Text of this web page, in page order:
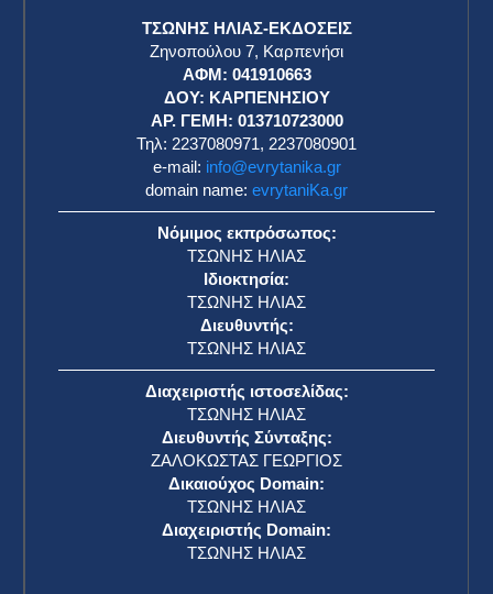
ΤΣΩΝΗΣ ΗΛΙΑΣ-ΕΚΔΟΣΕΙΣ
Ζηνοπούλου 7, Καρπενήσι
ΑΦΜ: 041910663
ΔΟΥ: ΚΑΡΠΕΝΗΣΙΟΥ
ΑΡ. ΓΕΜΗ: 013710723000
Τηλ: 2237080971, 2237080901
e-mail: info@evrytanika.gr
domain name: evrytaniKa.gr
Νόμιμος εκπρόσωπος:
ΤΣΩΝΗΣ ΗΛΙΑΣ
Ιδιοκτησία:
ΤΣΩΝΗΣ ΗΛΙΑΣ
Διευθυντής:
ΤΣΩΝΗΣ ΗΛΙΑΣ
Διαχειριστής ιστοσελίδας:
ΤΣΩΝΗΣ ΗΛΙΑΣ
Διευθυντής Σύνταξης:
ΖΑΛΟΚΩΣΤΑΣ ΓΕΩΡΓΙΟΣ
Δικαιούχος Domain:
ΤΣΩΝΗΣ ΗΛΙΑΣ
Διαχειριστής Domain:
ΤΣΩΝΗΣ ΗΛΙΑΣ